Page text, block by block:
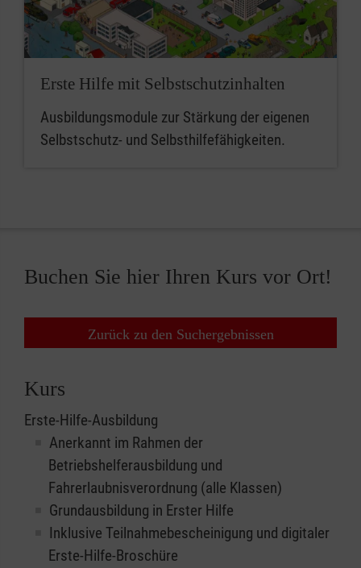
Erste Hilfe mit Selbstschutzinhalten
Ausbildungsmodule zur Stärkung der eigenen
Selbstschutz- und Selbsthilfefähigkeiten.
Buchen Sie hier Ihren Kurs vor Ort!
Zurück zu den Suchergebnissen
Kurs
Erste-Hilfe-Ausbildung
Anerkannt im Rahmen der
Betriebshelferausbildung und
Fahrerlaubnisverordnung (alle Klassen)
Grundausbildung in Erster Hilfe
Inklusive Teilnahmebescheinigung und digitaler
Erste-Hilfe-Broschüre